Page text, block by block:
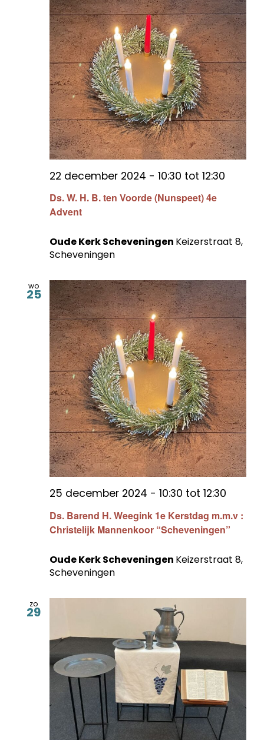
Ds. W. H. B. ten Voorde (Nunspeet) 4e
Advent
22 december 2024 - 10:30 tot 12:30
Oude Kerk Scheveningen Keizerstraat 8,
Scheveningen
wo
25
Ds. Barend H. Weegink 1e Kerstdag m.m.v :
Christelijk Mannenkoor “Scheveningen”
25 december 2024 - 10:30 tot 12:30
Oude Kerk Scheveningen Keizerstraat 8,
Scheveningen
zo
29